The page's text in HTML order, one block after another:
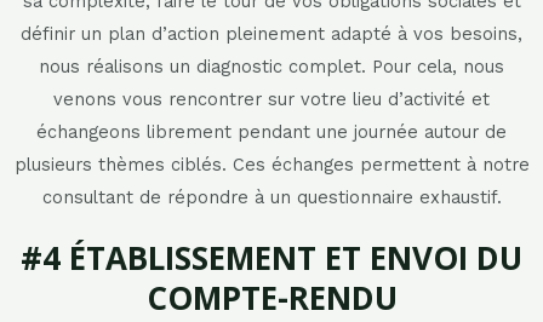
définir un plan d’action pleinement adapté à vos besoins,
nous réalisons un diagnostic complet. Pour cela, nous
venons vous rencontrer sur votre lieu d’activité et
échangeons librement pendant une journée autour de
plusieurs thèmes ciblés. Ces échanges permettent à notre
consultant de répondre à un questionnaire exhaustif.
#4 ÉTABLISSEMENT ET ENVOI DU
COMPTE-RENDU